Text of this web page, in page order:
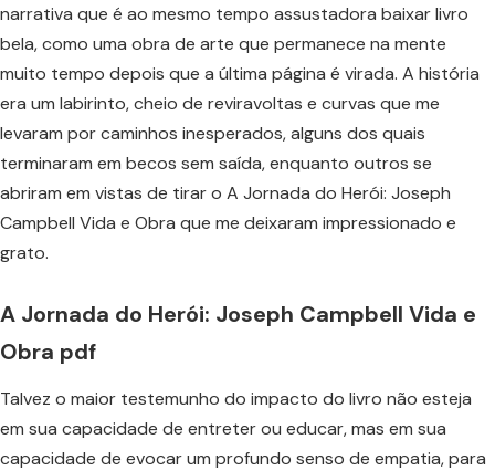
narrativa que é ao mesmo tempo assustadora baixar livro
bela, como uma obra de arte que permanece na mente
muito tempo depois que a última página é virada. A história
era um labirinto, cheio de reviravoltas e curvas que me
levaram por caminhos inesperados, alguns dos quais
terminaram em becos sem saída, enquanto outros se
abriram em vistas de tirar o A Jornada do Herói: Joseph
Campbell Vida e Obra que me deixaram impressionado e
grato.
A Jornada do Herói: Joseph Campbell Vida e
Obra pdf
Talvez o maior testemunho do impacto do livro não esteja
em sua capacidade de entreter ou educar, mas em sua
capacidade de evocar um profundo senso de empatia, para